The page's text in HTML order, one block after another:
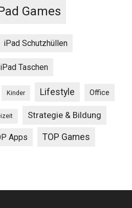
Games
iPad Schutzhüllen
iPad Taschen
Kinder Lifestyle Office
Strategie & Bildung
Apps TOP Games